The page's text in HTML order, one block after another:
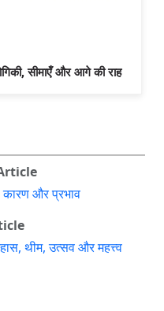
सीमाएँ और आगे की राह
कारण और प्रभाव
थीम, उत्सव और महत्त्व